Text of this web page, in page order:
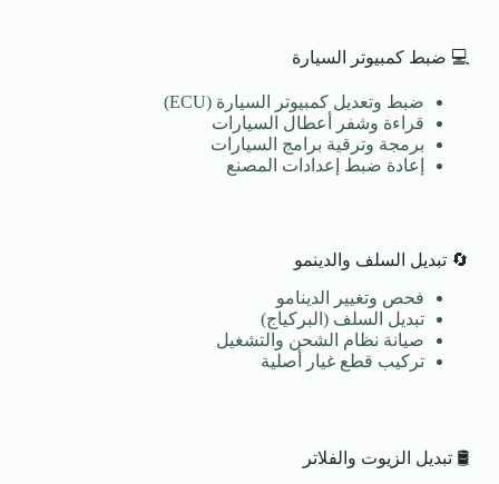
💻 ضبط كمبيوتر السيارة
ضبط وتعديل كمبيوتر السيارة (ECU)
قراءة وشفر أعطال السيارات
برمجة وترقية برامج السيارات
إعادة ضبط إعدادات المصنع
🔄 تبديل السلف والدينمو
فحص وتغيير الدينامو
تبديل السلف (البركياج)
صيانة نظام الشحن والتشغيل
تركيب قطع غيار أصلية
🛢️ تبديل الزيوت والفلاتر